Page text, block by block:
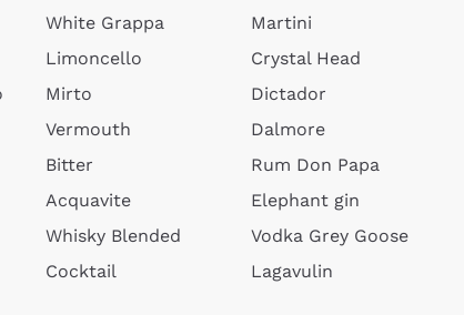
White Grappa
Limoncello
Mirto
Vermouth
Bitter
Acquavite
Whisky Blended
Cocktail
Martini
Crystal Head
Dictador
Dalmore
Rum Don Papa
Elephant gin
Vodka Grey Goose
Lagavulin